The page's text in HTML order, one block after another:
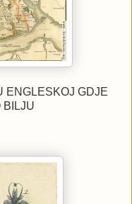
ENGLESKOJ GDJE
BILJU